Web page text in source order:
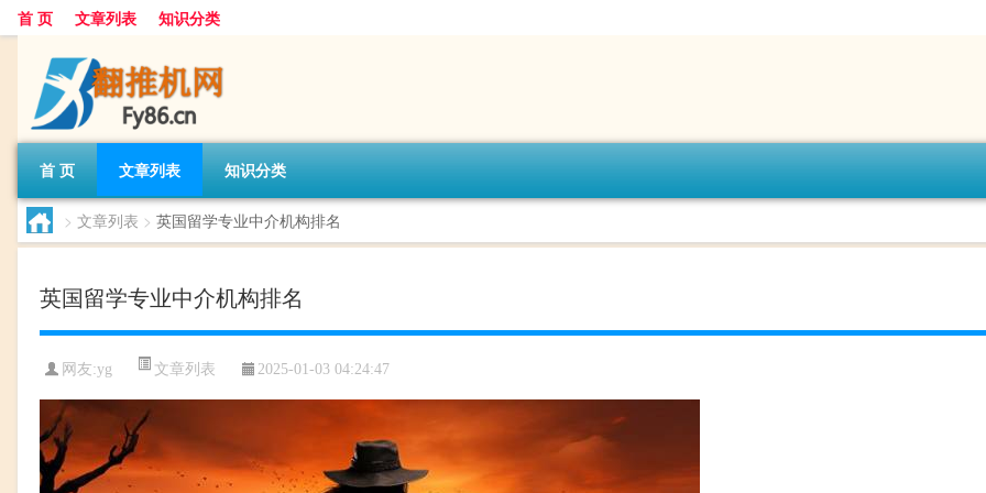
首 页 文章列表 知识分类
首 页 文章列表 知识分类
> 文章列表 > 英国留学专业中介机构排名
英国留学专业中介机构排名
网友:yg 文章列表 2025-01-03 04:24:47